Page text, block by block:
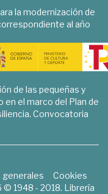
la modernización de
al año
de las pequeñas y
el marco del Plan de
Convocatoria
generales
Cookies
© 1948 - 2018. Librería